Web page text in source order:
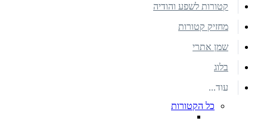
קטורות לשפע והודיה
מחזיק קטורות
שמן אתרי
בלוג
עוד...
כל הקטורות